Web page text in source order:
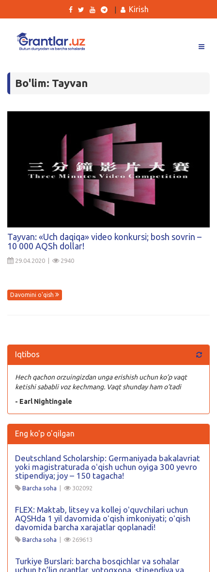
Tanlovlar
Kirish
Bo'lim: Tayvan
Tayvan: «Uch daqiqa» video konkursi; bosh sovrin –
10 000 AQSh dollar!
29.04.2020 | 2940
Davomini o'qish
Iqtibos
Hech qachon orzuingizdan unga erishish uchun ko’p vaqt
ketishi sababli voz kechmang. Vaqt shunday ham o’tadi
- Earl Nightingale
Eng ko'p o'qilgan
Deutschland Scholarship: Germaniyada bakalavriat
yoki magistraturada oʻqish uchun oyiga 300 yevro
stipendiya; joy – 150 tagacha!
Barcha soha 302092
FLEX: Maktab, litsey va kollej oʻquvchilari uchun
AQSHda 1 yil davomida oʻqish imkoniyati; oʻqish
davomida barcha xarajatlar qoplanadi!
Barcha soha 269613
Turkiye Burslari: barcha bosqichlar va sohalar
uchun to’liq grantlar, yotoqxona, stipendiya va